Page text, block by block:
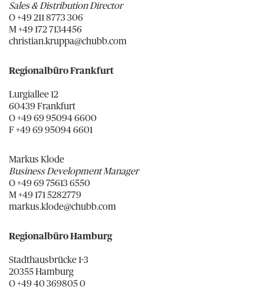
Sales & Distribution Director
O +49 211 8773 306
M +49 172 7134456
christian.kruppa@chubb.com
Regionalbüro Frankfurt
Lurgiallee 12
60439 Frankfurt
O +49 69 95094 6600
F +49 69 95094 6601
Markus Klode
Business Development Manager
O +49 69 75613 6550
M +49 171 5282779
markus.klode@chubb.com
Regionalbüro Hamburg
Stadthausbrücke 1-3
20355 Hamburg
O +49 40 369805 0